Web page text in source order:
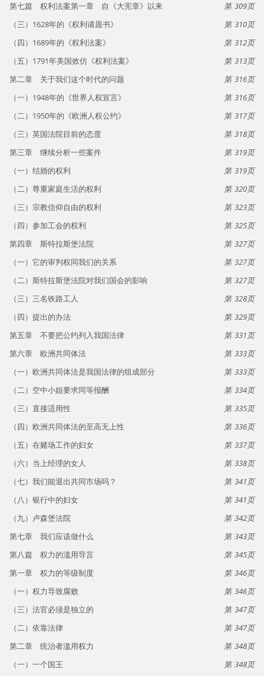
第七篇 权利法案第一章 自《大宪章》以来
309
（三）1628年的《权利请愿书》
310
（四）1689年的《权利法案》
312
（五）1791年美国效仿《权利法案》
313
第二章 关于我们这个时代的问题
316
（一）1948年的《世界人权宣言》
316
（二）1950年的《欧洲人权公约》
317
（三）英国法院目前的态度
318
第三章 继续分析一些案件
319
（一）结婚的权利
319
（二）尊重家庭生活的权利
320
（三）宗教信仰自由的权利
323
（四）参加工会的权利
325
第四章 斯特拉斯堡法院
327
（一）它的审判权同我们的关系
327
（二）斯特拉斯堡法院对我们国会的影响
327
（三）三名铁路工人
328
（四）提出的办法
329
第五章 不要把公约列入我国法律
331
第六章 欧洲共同体法
333
（一）欧洲共同体法是我国法律的组成部分
333
（二）空中小姐要求同等报酬
334
（三）直接适用性
335
（四）欧洲共同体法的至高无上性
336
（五）在赌场工作的妇女
337
（六）当上经理的女人
338
（七）我们能退出共同市场吗？
341
（八）银行中的妇女
341
（九）卢森堡法院
342
第七章 我们应该做什么
343
第八篇 权力的滥用导言
345
第一章 权力的等级制度
346
（一）权力导致腐败
346
（三）法官必须是独立的
347
（二）依靠法律
347
第二章 统治者滥用权力
348
（一）一个国王
348